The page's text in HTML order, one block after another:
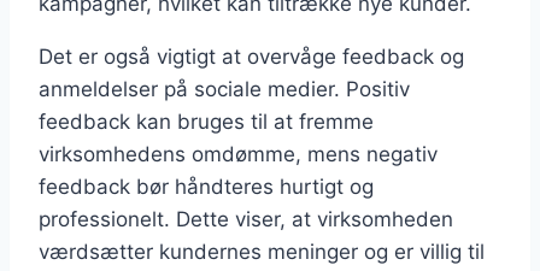
Det er også vigtigt at overvåge feedback og
anmeldelser på sociale medier. Positiv
feedback kan bruges til at fremme
virksomhedens omdømme, mens negativ
feedback bør håndteres hurtigt og
professionelt. Dette viser, at virksomheden
værdsætter kundernes meninger og er villig til